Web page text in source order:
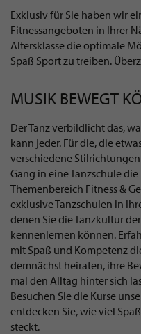
Exklusiv für Sie haben wir
Fitnessangeboten in Ihrer
Altersklasse die optimale
Spaß Sport zu treiben.
MUSIK BEWEGT
Der Tanz verbildlicht das,
kann jeder. Für die, die
verschiedene
Gang in eine Tanzschule
Themenbereich Fitness &
exklusive Tanzschulen in
denen Sie die Tanzkultur
kennenlernen können.
mit Spaß und Kompetenz
demnächst heiraten, ihre
mal den Alltag hinter sich
Besuchen Sie die Kurse
entdecken Sie, wie viel
steckt.